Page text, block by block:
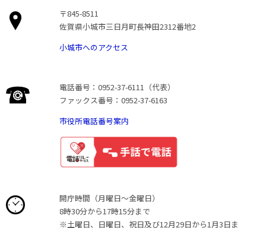
〒845-8511
佐賀県小城市三日月町長神田2312番地2
小城市へのアクセス
電話番号：0952-37-6111（代表）
ファックス番号：0952-37-6163
市役所電話番号案内
開庁時間（月曜日〜金曜日）
8時30分から17時15分まで
※土曜日、日曜日、祝日及び12月29日から1月3日ま